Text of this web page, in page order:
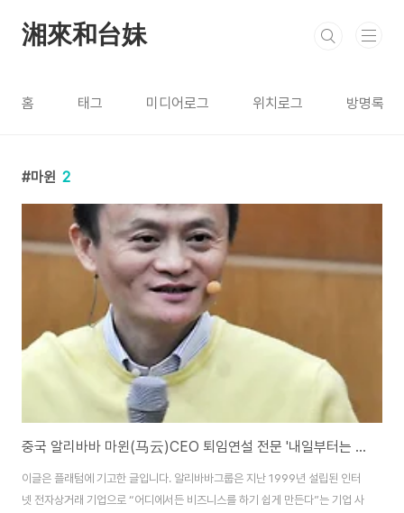
湘來和台妹
홈 태그 미디어로그 위치로그 방명록
마윈 2
중국 알리바바 마윈(马云)CEO 퇴임연설 전문 '내일부터는 삶이 제 일이 될 것입니다'
이글은 플래텀에 기고한 글입니다. 알리바바그룹은 지난 1999년 설립된 인터
넷 전자상거래 기업으로 “어디에서든 비즈니스를 하기 쉽게 만든다”는 기업 사